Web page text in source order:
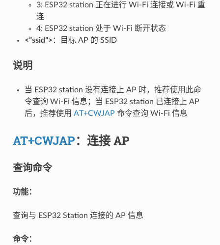
3: ESP32 station 正在进行 Wi-Fi 连接或 Wi-Fi 重
连
4: ESP32 station 处于 Wi-Fi 断开状态
<”ssid”> ：目标 AP 的 SSID
说明
当 ESP32 station 没有连接上 AP 时，推荐使用此命
令查询 Wi-Fi 信息；当 ESP32 station 已连接上 AP
后，推荐使用 AT+CWJAP 命令查询 Wi-Fi 信息
AT+CWJAP：连接 AP
查询命令
功能：
查询与 ESP32 Station 连接的 AP 信息
命令：